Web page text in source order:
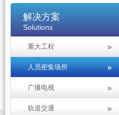
解决方案
Solutions
重大工程
人员密集场所
广播电视
轨道交通